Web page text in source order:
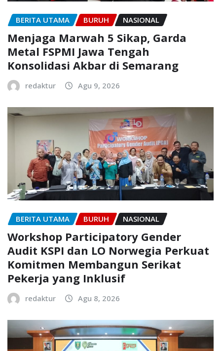
BERITA UTAMA BURUH NASIONAL
Menjaga Marwah 5 Sikap, Garda
Metal FSPMI Jawa Tengah
Konsolidasi Akbar di Semarang
redaktur Agu 9, 2026
BERITA UTAMA BURUH NASIONAL
Workshop Participatory Gender
Audit KSPI dan LO Norwegia Perkuat
Komitmen Membangun Serikat
Pekerja yang Inklusif
redaktur Agu 8, 2026